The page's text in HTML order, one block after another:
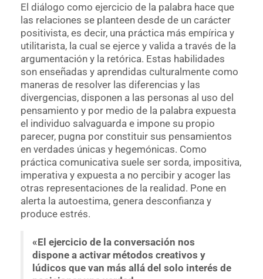
El diálogo como ejercicio de la palabra hace que
las relaciones se planteen desde de un carácter
positivista, es decir, una práctica más empírica y
utilitarista, la cual se ejerce y valida a través de la
argumentación y la retórica. Estas habilidades
son enseñadas y aprendidas culturalmente como
maneras de resolver las diferencias y las
divergencias, disponen a las personas al uso del
pensamiento y por medio de la palabra expuesta
el individuo salvaguarda e impone su propio
parecer, pugna por constituir sus pensamientos
en verdades únicas y hegemónicas. Como
práctica comunicativa suele ser sorda, impositiva,
imperativa y expuesta a no percibir y acoger las
otras representaciones de la realidad. Pone en
alerta la autoestima, genera desconfianza y
produce estrés.
«El ejercicio de la conversación nos
dispone a activar métodos creativos y
lúdicos que van más allá del solo interés de